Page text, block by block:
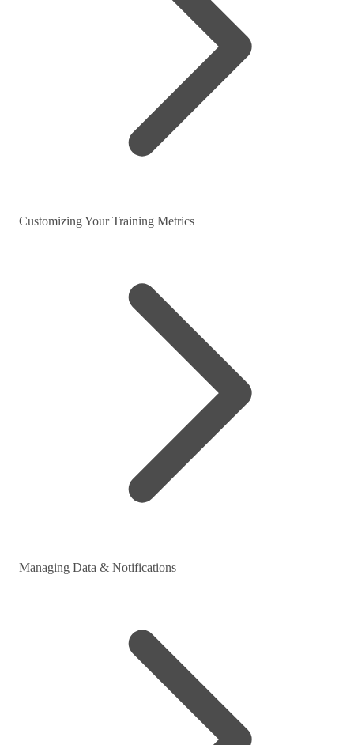
Customizing Your Training Metrics
Managing Data & Notifications